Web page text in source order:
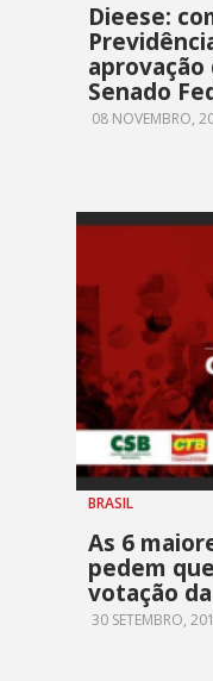
Dieese:
Senado
08 NOVEMBRO,
BRASIL
As 6
pedem
votação
30 SETEMBRO,